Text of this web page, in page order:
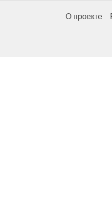
О проекте